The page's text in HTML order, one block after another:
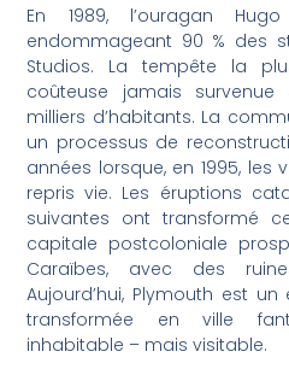
En 1989, l’ouragan
endommageant 90 % des
Studios. La tempête la
coûteuse jamais
milliers d’habitants. La
un processus de
années lorsque, en 1995,
repris vie. Les éruptions
suivantes ont transformé
capitale postcoloniale
Caraïbes, avec des
Aujourd’hui, Plymouth est
transformée en ville
inhabitable – mais visitable.